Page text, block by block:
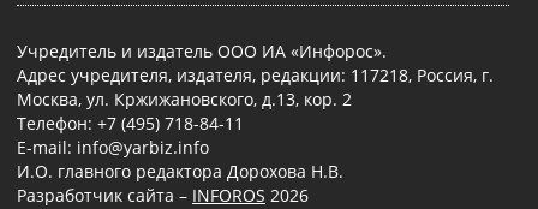
Учредитель и издатель ООО ИА «Инфорос».
Адрес учредителя, издателя, редакции: 117218, Россия, г.
Москва, ул. Кржижановского, д.13, кор. 2
Телефон: +7 (495) 718-84-11
E-mail: info@yarbiz.info
И.О. главного редактора Дорохова Н.В.
Разработчик сайта – INFOROS 2026